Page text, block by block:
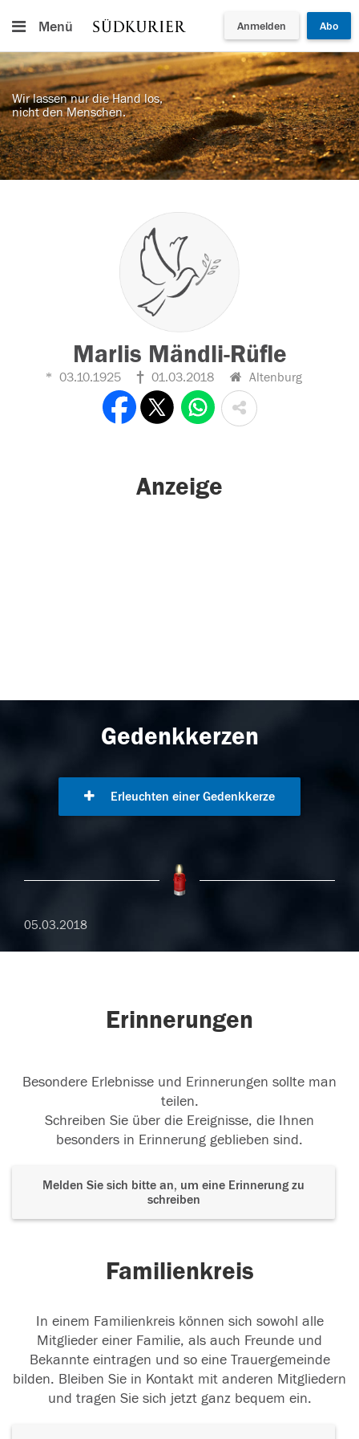
Menü Anmelden Abo
Wir lassen nur die Hand los,
nicht den Menschen.
Marlis Mändli-Rüfle
03.10.1925 01.03.2018 Altenburg
Anzeige
Gedenkkerzen
Erleuchten einer Gedenkkerze
05.03.2018
Erinnerungen
Besondere Erlebnisse und Erinnerungen sollte man
teilen.
Schreiben Sie über die Ereignisse, die Ihnen
besonders in Erinnerung geblieben sind.
Melden Sie sich bitte an, um eine Erinnerung zu
schreiben
Familienkreis
In einem Familienkreis können sich sowohl alle
Mitglieder einer Familie, als auch Freunde und
Bekannte eintragen und so eine Trauergemeinde
bilden. Bleiben Sie in Kontakt mit anderen Mitgliedern
und tragen Sie sich jetzt ganz bequem ein.